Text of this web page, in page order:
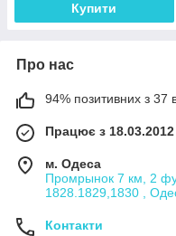
Купити
Про нас
94% позитивних з 37
Працює з 18.03.2012
м. Одеса
Промрынок 7 км, 2
1828.1829,1830 ,
Контакти